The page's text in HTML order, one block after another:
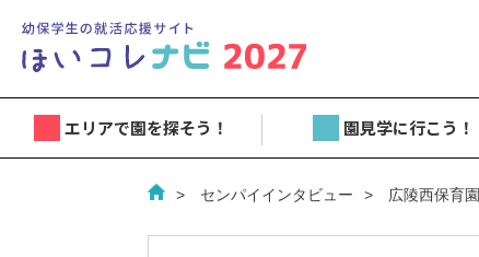
エリアで園を探そう！ 園見学に行こう！
センパイインタビュー 広陵西保育